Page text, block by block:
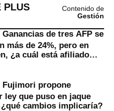
PLUS
Contenido de
Gestión
Ganancias de tres AFP se
más de 24%, pero en
¿a cuál está afiliado
Fujimori propone
ley que puso en jaque
cambios implicaría?